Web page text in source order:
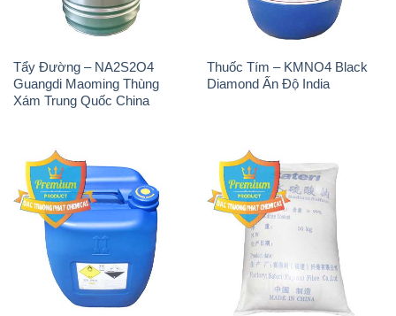
Tẩy Đường – NA2S2O4
Guangdi Maoming Thùng
Xám Trung Quốc China
Thuốc Tím – KMNO4 Black
Diamond Ấn Độ India